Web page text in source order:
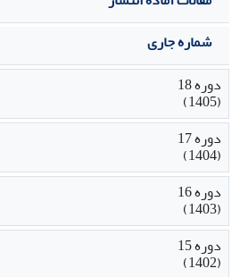
شماره جاری
دوره 18
(1405)
دوره 17
(1404)
دوره 16
(1403)
دوره 15
(1402)